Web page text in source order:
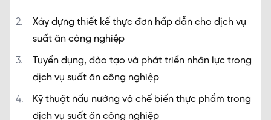
Xây dựng thiết kế thực đơn hấp dẫn cho dịch vụ
suất ăn công nghiệp
Tuyển dụng, đào tạo và phát triển nhân lực trong
dịch vụ suất ăn công nghiệp
Kỹ thuật nấu nướng và chế biến thực phẩm trong
dịch vụ suất ăn công nghiệp